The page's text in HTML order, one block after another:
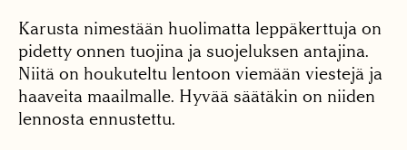
Karusta nimestään huolimatta leppäkerttuja on
pidetty onnen tuojina ja suojeluksen antajina.
Niitä on houkuteltu lentoon viemään viestejä ja
haaveita maailmalle. Hyvää säätäkin on niiden
lennosta ennustettu.